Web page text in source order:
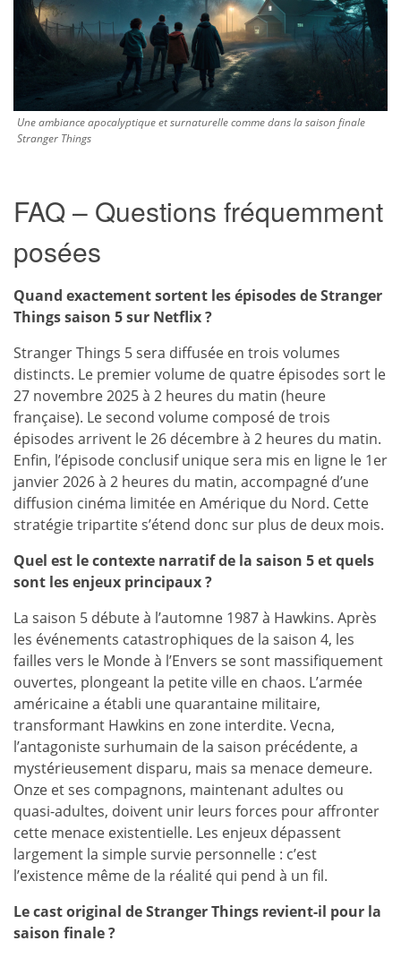
Une ambiance apocalyptique et surnaturelle comme dans la saison finale
Stranger Things
FAQ – Questions fréquemment
posées
Quand exactement sortent les épisodes de Stranger
Things saison 5 sur Netflix ?
Stranger Things 5 sera diffusée en trois volumes
distincts. Le premier volume de quatre épisodes sort le
27 novembre 2025 à 2 heures du matin (heure
française). Le second volume composé de trois
épisodes arrivent le 26 décembre à 2 heures du matin.
Enfin, l’épisode conclusif unique sera mis en ligne le 1er
janvier 2026 à 2 heures du matin, accompagné d’une
diffusion cinéma limitée en Amérique du Nord. Cette
stratégie tripartite s’étend donc sur plus de deux mois.
Quel est le contexte narratif de la saison 5 et quels
sont les enjeux principaux ?
La saison 5 débute à l’automne 1987 à Hawkins. Après
les événements catastrophiques de la saison 4, les
failles vers le Monde à l’Envers se sont massifiquement
ouvertes, plongeant la petite ville en chaos. L’armée
américaine a établi une quarantaine militaire,
transformant Hawkins en zone interdite. Vecna,
l’antagoniste surhumain de la saison précédente, a
mystérieusement disparu, mais sa menace demeure.
Onze et ses compagnons, maintenant adultes ou
quasi-adultes, doivent unir leurs forces pour affronter
cette menace existentielle. Les enjeux dépassent
largement la simple survie personnelle : c’est
l’existence même de la réalité qui pend à un fil.
Le cast original de Stranger Things revient-il pour la
saison finale ?